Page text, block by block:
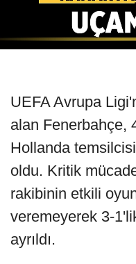
UEFA Avrupa
alan Fenerbahçe,
Hollanda
oldu. Kritik
rakibinin etkili
veremeyerek 3-
ayrıldı.